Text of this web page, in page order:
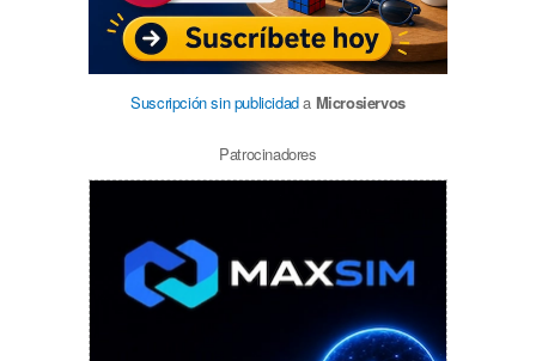
Suscripción sin publicidada Microsiervos
Patrocinadores